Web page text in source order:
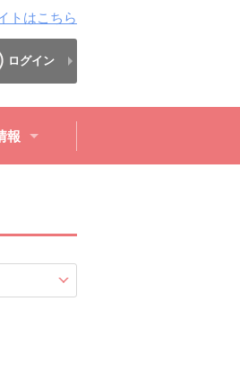
トはこちら
ログイン
報